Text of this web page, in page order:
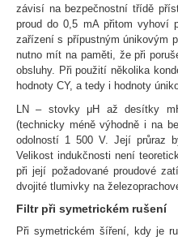
závisí na bezpečnostní třídě
proud do 0,5 mA přitom vyhoví
zařízení s přípustným únikovým
nutno mít na paměti, že při
obsluhy. Při použití několika
hodnoty CY, a tedy i hodnoty
LN – stovky μH až desítky
(technicky méně výhodně i na
odolností 1 500 V. Její průraz
Velikost indukčnosti není
při její požadované proudové
dvojité tlumivky na
Filtr při symetrickém rušení
Při symetrickém šíření, kdy je